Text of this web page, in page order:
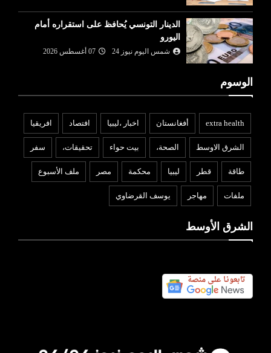
الدينار التونسي يُحافظ على استقراره أمام
اليورو
شمس اليوم نيوز 24 07 أغسطس 2026
الوسوم
extra health أفغانستان اخبار ،ليبيا افتصاد افريقيا
الشرق الاوسط الصحة، بيت حواء تحقيقات، سفر
طاقة قطر ليبيا محكمة مصر ملف الأسبوع
ملفات مهاجر يوسف القرضاوي
الشرق الأوسط